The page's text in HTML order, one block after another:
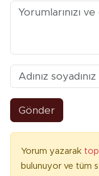
Gönder
Yorum yazarak
bulunuyor ve tüm